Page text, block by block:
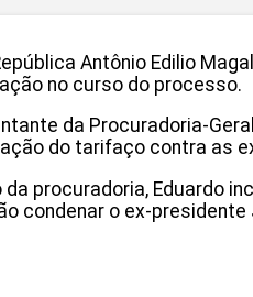
Antônio Edilio
no curso do processo.
da Procuradoria-
do tarifaço contra as
procuradoria, Eduardo
condenar o ex-